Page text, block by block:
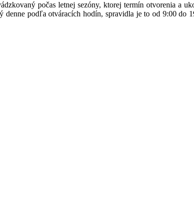
počas letnej sezóny, ktorej termín otvorenia a
podľa otváracích hodín, spravidla je to od 9:00 do